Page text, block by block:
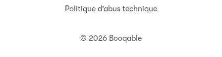
© 2026 Booqable
Politique d’abus technique